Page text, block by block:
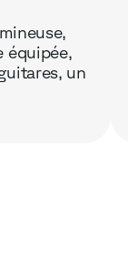
équipée,
un